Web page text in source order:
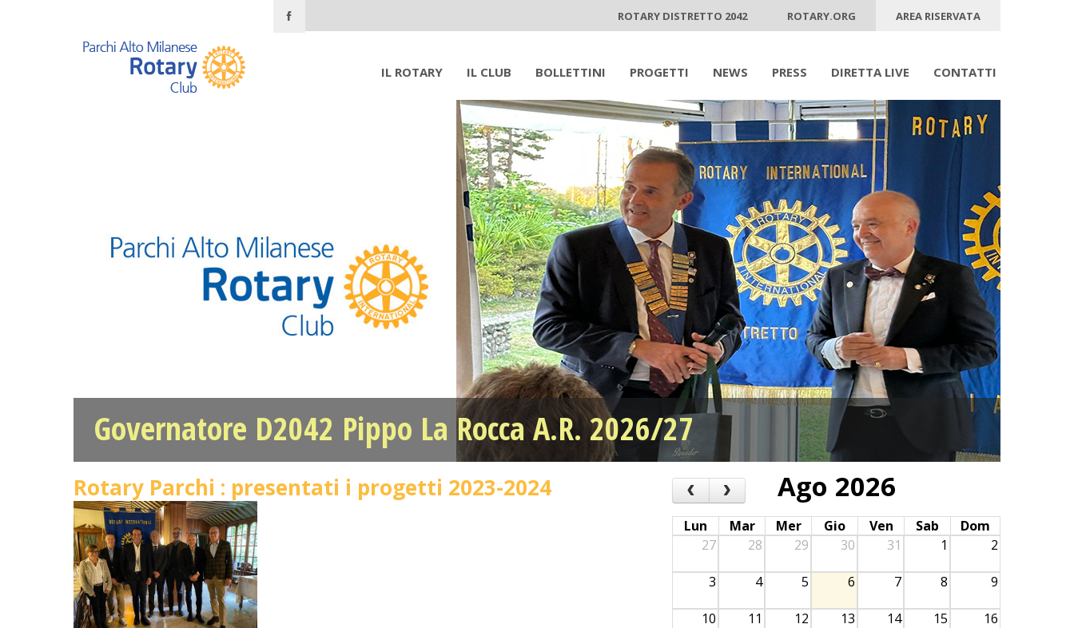
ROTARY DISTRETTO 2042 ROTARY.ORG AREA RISERVATA
IL ROTARY IL CLUB BOLLETTINI PROGETTI NEWS PRESS DIRETTA LIVE CONTATTI
Governatore D2042 Pippo La Rocca A.R. 2026/27
Rotary Parchi : presentati i progetti 2023-2024 ‹ › Ago 2026
Lun Mar Mer Gio Ven Sab
Dom
27
28 29 30 31 1 2
3 4 5 6 7 8 9
10 11 12 13 14 15 16